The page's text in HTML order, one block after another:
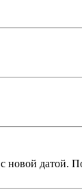
новой датой.